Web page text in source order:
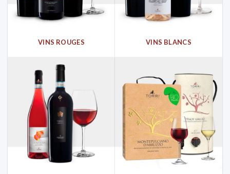
VINS ROUGES VINS BLANCS